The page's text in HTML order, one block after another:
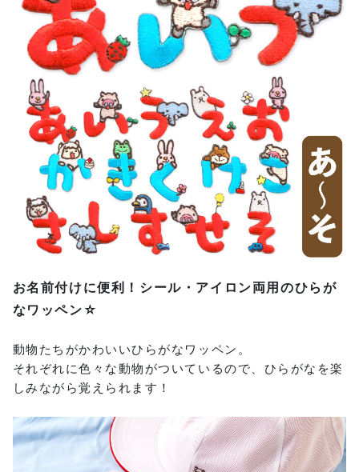
お名前付けに便利！シール・アイロン両用のひらが
なワッペン☆
動物たちがかわいいひらがなワッペン。
それぞれに色々な動物がついているので、ひらがなを楽
しみながら覚えられます！